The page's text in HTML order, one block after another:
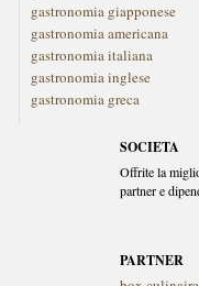
gastronomia giapponese
gastronomia americana
gastronomia italiana
gastronomia inglese
gastronomia greca
SOCIETA
Offrite la
partner e
PARTNER